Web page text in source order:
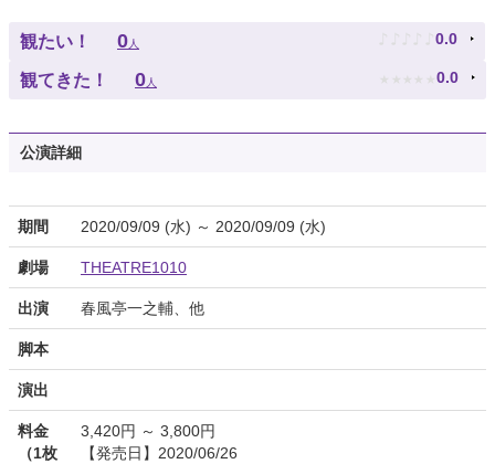
観たい！ 0人 ♪ ♪ ♪ ♪ ♪ 0.0
観てきた！ 0人 ★ ★ ★ ★ ★ 0.0
公演詳細
期間 2020/09/09 (水) ～ 2020/09/09 (水)
劇場 THEATRE1010
出演 春風亭一之輔、他
脚本
演出
料金
（1枚
3,420円 ～ 3,800円
【発売日】2020/06/26